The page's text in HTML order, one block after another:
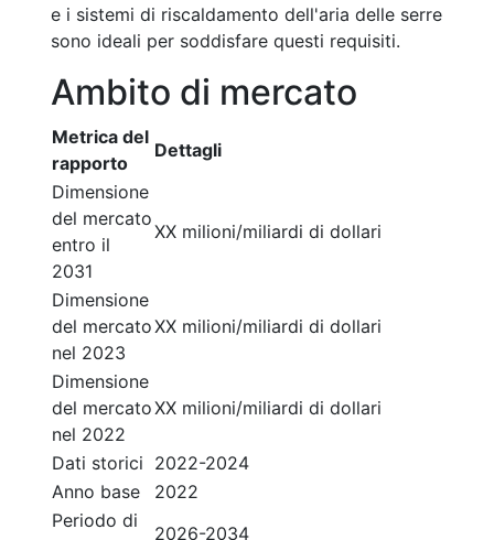
e i sistemi di riscaldamento dell'aria delle serre
sono ideali per soddisfare questi requisiti.
Ambito di mercato
Metrica del
rapporto
Dettagli
Dimensione
del mercato
entro il
2031
XX milioni/miliardi di dollari
Dimensione
del mercato
nel 2023
XX milioni/miliardi di dollari
Dimensione
del mercato
nel 2022
XX milioni/miliardi di dollari
Dati storici 2022-2024
Anno base
2022
Periodo di
2026-2034